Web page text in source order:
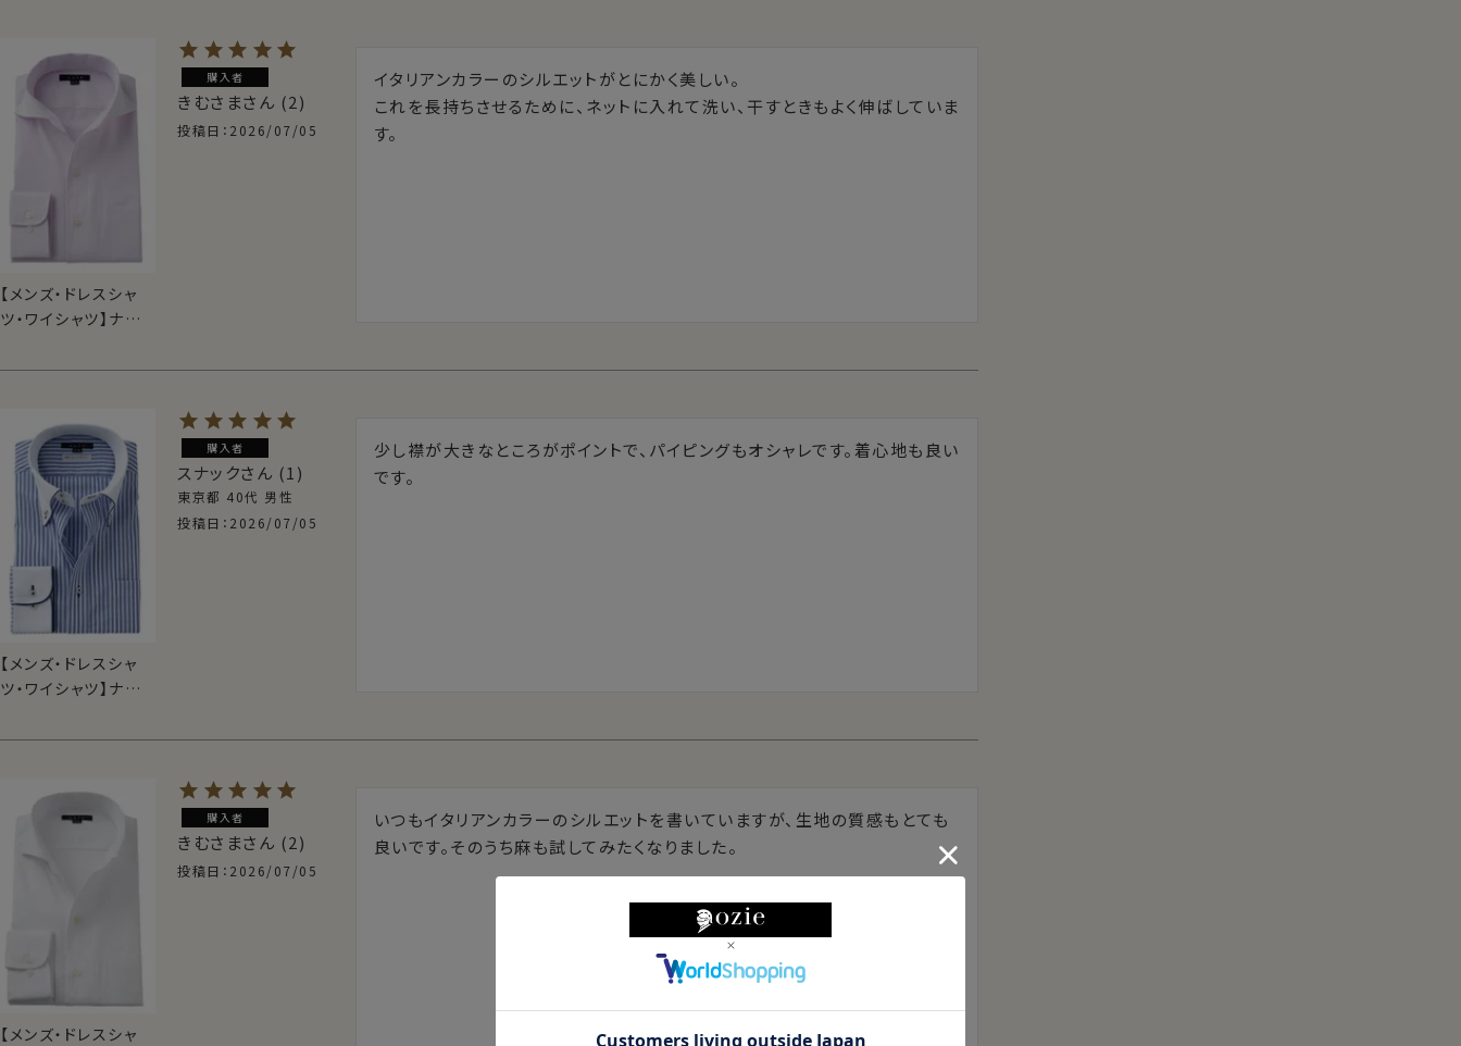
【メンズ・ドレスシャ
ツ・ワイシャツ】ナチュ
マックス・ドライ・形
第一ボタンあり・
SALE
購入者
きむさま 2
投稿日 2026/07/05
イタリアンカラーのシルエットがとにかく美しい。
これを長持ちさせるために、ネットに入れて洗い、干すときもよく伸ばしていま
す。
【メンズ・ドレスシャ
ツ・ワイシャツ】ナチュ
ットーニ・プレミアム
ボタンダウン・クレリ
購入者
スナック 1
東京都 40代 男性
投稿日
2026/07/05
少し襟が大きなところがポイントで、パイピングもオシャレです。着心地も良い
です。
【メンズ・ドレスシャ
購入者
きむさま 2
投稿日 2026/07/05
いつもイタリアンカラーのシルエットを書いていますが、生地の質感もとても
良いです。そのうち麻も試してみたくなりました。